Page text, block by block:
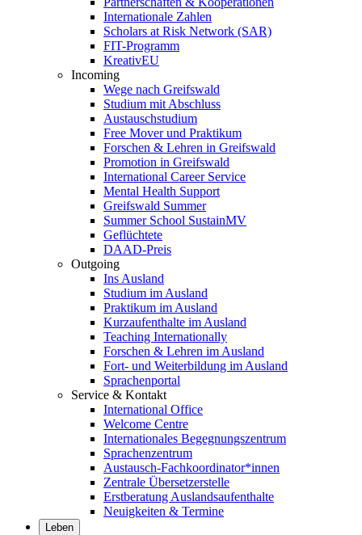
Internationale Zahlen
Scholars at Risk Network (SAR)
FIT-Programm
KreativEU
Incoming
Wege nach Greifswald
Studium mit Abschluss
Austauschstudium
Free Mover und Praktikum
Forschen & Lehren in Greifswald
Promotion in Greifswald
International Career Service
Mental Health Support
Greifswald Summer
Summer School SustainMV
Geflüchtete
DAAD-Preis
Outgoing
Ins Ausland
Studium im Ausland
Praktikum im Ausland
Kurzaufenthalte im Ausland
Teaching Internationally
Forschen & Lehren im Ausland
Fort- und Weiterbildung im Ausland
Sprachenportal
Service & Kontakt
International Office
Welcome Centre
Internationales Begegnungszentrum
Sprachenzentrum
Austausch-Fachkoordinator*innen
Zentrale Übersetzerstelle
Erstberatung Auslandsaufenthalte
Neuigkeiten & Termine
Leben